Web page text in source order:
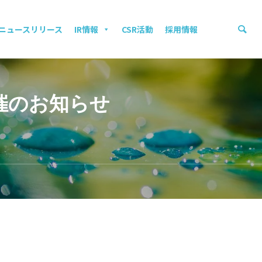
ュースリリース IR情報 CSR活動 採用情報
のお知らせ